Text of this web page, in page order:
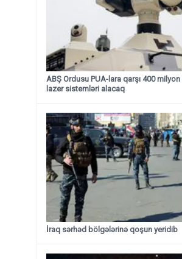
ABŞ Ordusu PUA-lara qarşı 400
lazer sistemləri alacaq
İraq sərhəd bölgələrinə qoşun yeridib